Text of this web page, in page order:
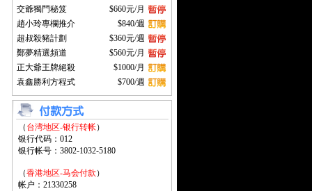
交爺獨門秘笈
$660元/月
趙小玲專欄推介
$840/週
超叔殺豬計劃
$360元/週
鄭夢精選頻道
$560元/月
正大爺王牌絕殺
$1000/月
袁鑫勝利方程式
$700/週
（ 台湾地区-银行转帐）
银行代码：012
银行帐号：3802-1032-5180
（香港地区-马会付款 ）
帐户：21330258